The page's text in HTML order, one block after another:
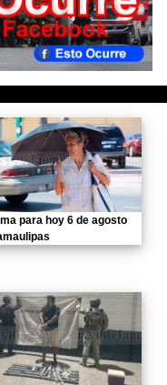
para hoy 6 de agosto